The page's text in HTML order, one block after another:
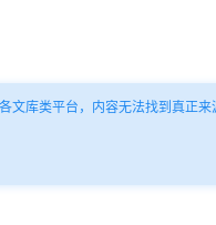
文库类平台，内容无法找到真正